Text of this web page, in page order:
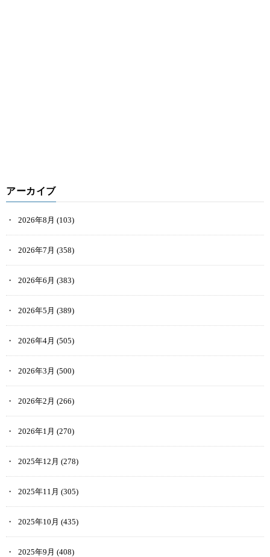
アーカイブ
2026年8月 (103)
2026年7月 (358)
2026年6月 (383)
2026年5月 (389)
2026年4月 (505)
2026年3月 (500)
2026年2月 (266)
2026年1月 (270)
2025年12月 (278)
2025年11月 (305)
2025年10月 (435)
2025年9月 (408)